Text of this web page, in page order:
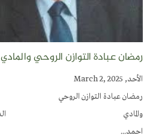
رمضان عبادة التوازن الروحي
الأحد, March 2, 2025
رمضان عبادة التوازن الروحي
والمادي الدكتور
احمد...